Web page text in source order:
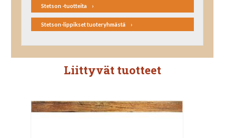
Stetson -tuotteita
Stetson-lippikset tuoteryhmästä
Liittyvät tuotteet